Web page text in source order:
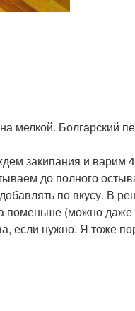
мелкой. Болгарский
закипания и варим
до полного
по вкусу. В
поменьше (можно даже
если нужно. Я тоже